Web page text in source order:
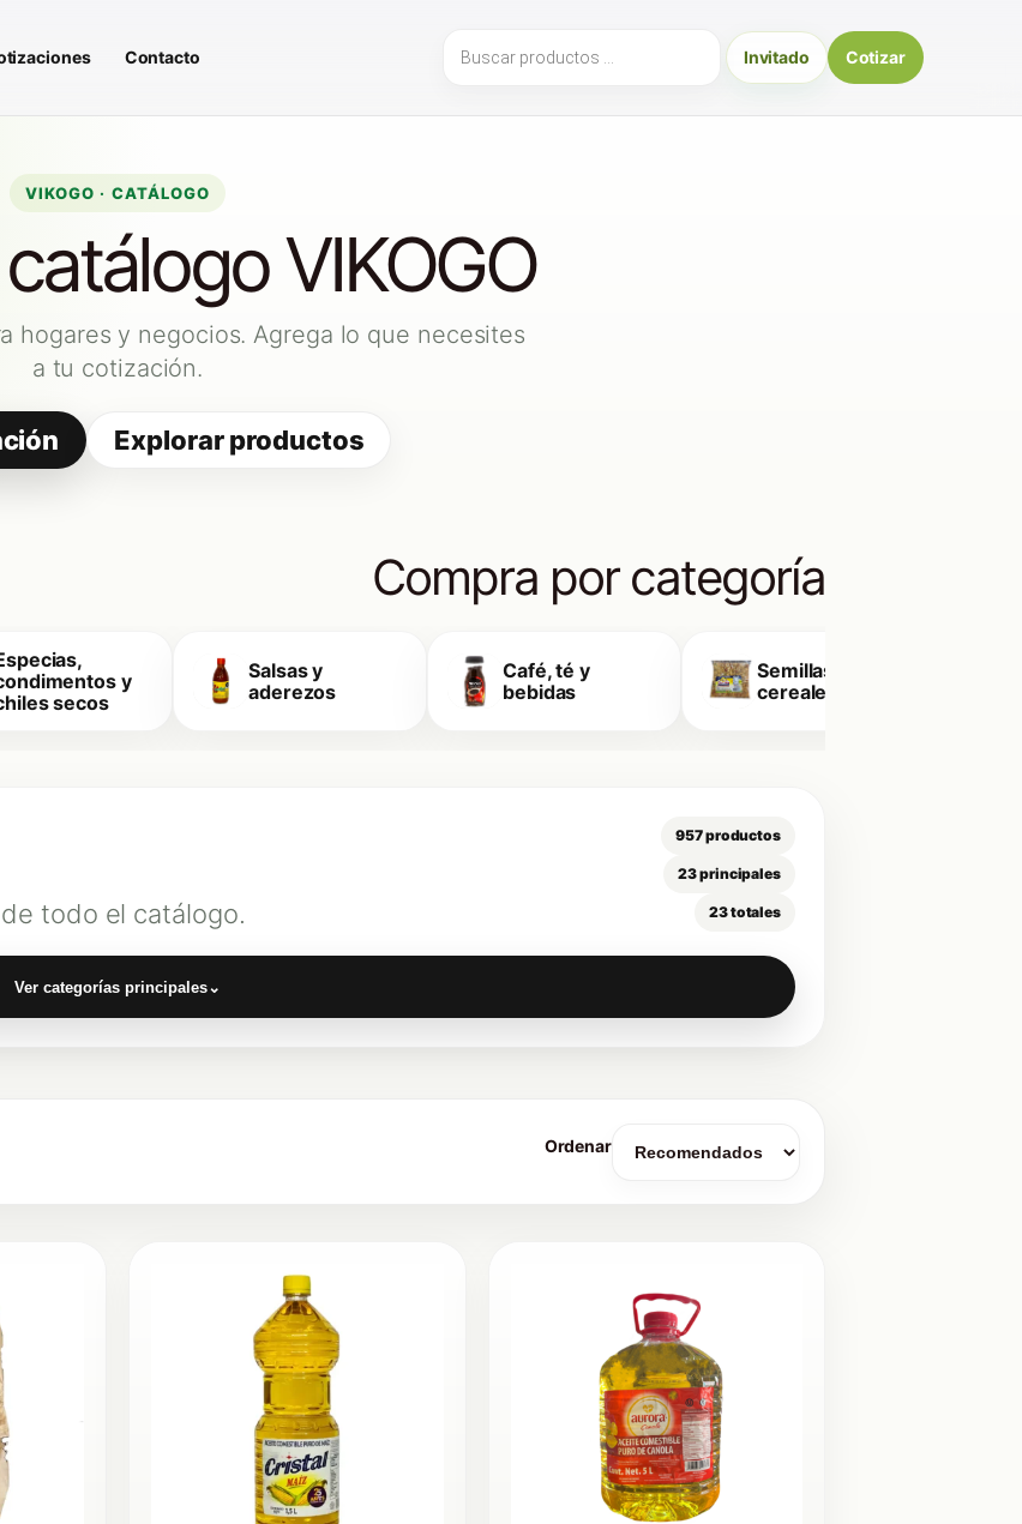
Contacto Invitado Cotizar
VIKOGO · CATÁLOGO
VIKOGO
hogares y negocios. Agrega lo que necesites
a tu cotización.
Explorar productos
Compra por categoría
y
secos
Salsas y
aderezos
Café, té y
bebidas
Semillas y
cereales
todo el catálogo.
957 productos
23 principales
23 totales
Ver categorías principales⌄
Ordenar